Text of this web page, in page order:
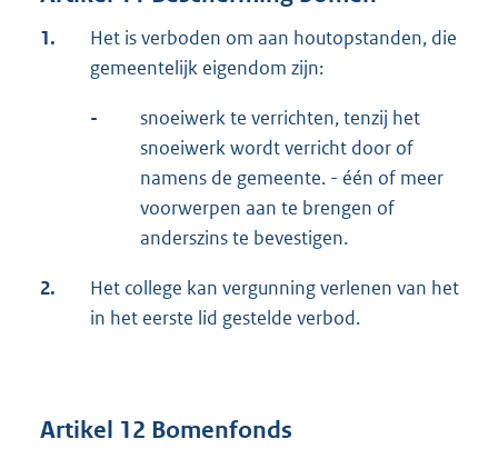
1.
Het is verboden om aan houtopstanden, die
gemeentelijk eigendom zijn:
-
snoeiwerk te verrichten, tenzij het
snoeiwerk wordt verricht door of
namens de gemeente. - één of meer
voorwerpen aan te brengen of
anderszins te bevestigen.
2.
Het college kan vergunning verlenen van het
in het eerste lid gestelde verbod.
Artikel 12 Bomenfonds